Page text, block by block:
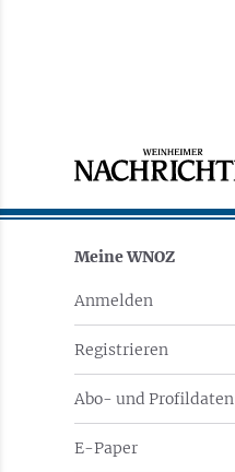
Meine WNOZ
Anmelden
Registrieren
Abo- und Profildaten
E-Paper